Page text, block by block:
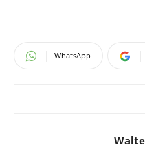
WhatsApp